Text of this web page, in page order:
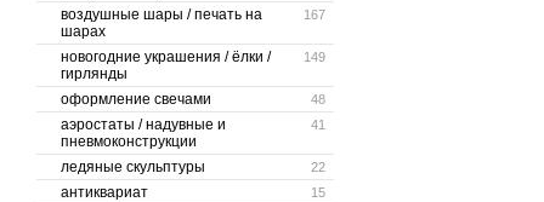
167
воздушные шары / печать на
шарах
149
новогодние украшения / ёлки /
гирлянды
48
оформление свечами
41
аэростаты / надувные и
пневмоконструкции
22
ледяные скульптуры
15
антиквариат